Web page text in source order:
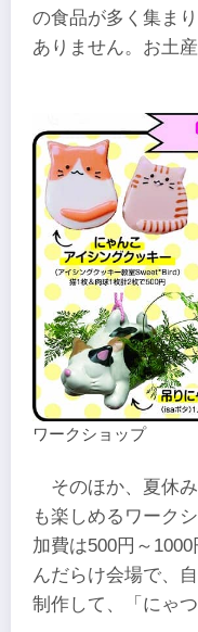
の食品が多く集ま
ありません。お土
ワークショップ
そのほか、夏休
も楽しめるワーク
加費は500円～
んだらけ会場で、
制作して、「にゃ